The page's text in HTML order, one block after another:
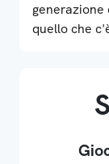
quello che